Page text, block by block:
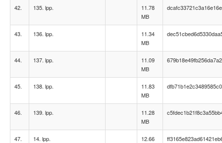
42. 135. lpp.
11.78
MB
43. 136. lpp.
11.34
MB
44. 137. lpp.
11.09
MB
45. 138. lpp.
11.83
MB
46. 139. lpp.
11.28
MB
47. 14. lpp.
12.66